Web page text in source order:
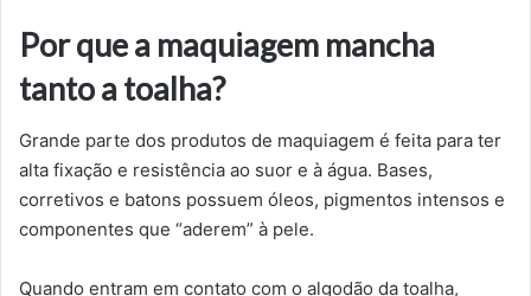
Por que a maquiagem mancha
tanto a toalha?
Grande parte dos produtos de maquiagem é feita para ter
alta fixação e resistência ao suor e à água. Bases,
corretivos e batons possuem óleos, pigmentos intensos e
componentes que “aderem” à pele.
Quando entram em contato com o algodão da toalha,